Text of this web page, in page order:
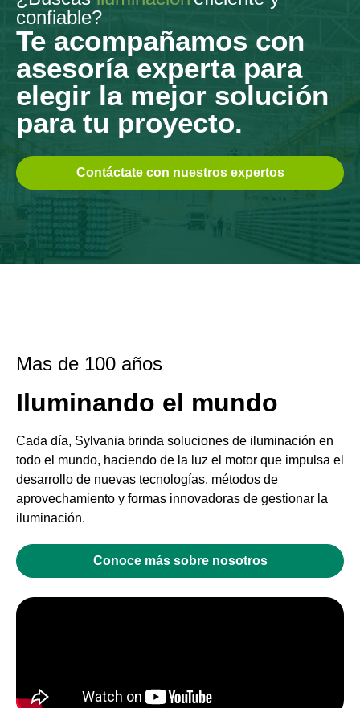
confiable?
Te acompañamos con
asesoría experta para
elegir la mejor solución
para tu proyecto.
Contáctate con nuestros expertos
Mas de 100 años
Iluminando el mundo
Cada día, Sylvania brinda soluciones de iluminación en
todo el mundo, haciendo de la luz el motor que impulsa el
desarrollo de nuevas tecnologías, métodos de
aprovechamiento y formas innovadoras de gestionar la
iluminación.
Conoce más sobre nosotros